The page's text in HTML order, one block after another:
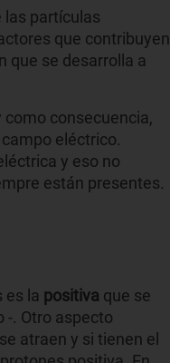
las partículas
que contribuyen
que se desarrolla a
como consecuencia,
eléctrico.
y eso no
están presentes.
es la positiva que se
-. Otro aspecto
atraen y si tienen el